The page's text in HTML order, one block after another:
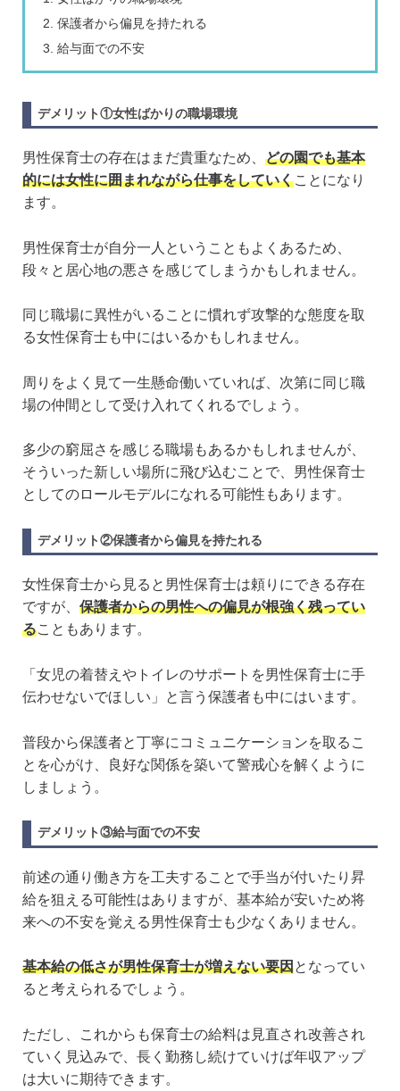
保護者から偏見を持たれる
給与面での不安
デメリット①女性ばかりの職場環境
男性保育士の存在はまだ貴重なため、 どの園でも基本
的には女性に囲まれながら仕事をしていくことになり
ます。
男性保育士が自分一人ということもよくあるため、
段々と居心地の悪さを感じてしまうかもしれません。
同じ職場に異性がいることに慣れず攻撃的な態度を取
る女性保育士も中にはいるかもしれません。
周りをよく見て一生懸命働いていれば、次第に同じ職
場の仲間として受け入れてくれるでしょう。
多少の窮屈さを感じる職場もあるかもしれませんが、
そういった新しい場所に飛び込むことで、男性保育士
としてのロールモデルになれる可能性もあります。
デメリット②保護者から偏見を持たれる
女性保育士から見ると男性保育士は頼りにできる存在
ですが、 保護者からの男性への偏見が根強く残ってい
ることもあります。
「女児の着替えやトイレのサポートを男性保育士に手
伝わせないでほしい」と言う保護者も中にはいます。
普段から保護者と丁寧にコミュニケーションを取るこ
とを心がけ、良好な関係を築いて警戒心を解くように
しましょう。
デメリット③給与面での不安
前述の通り働き方を工夫することで手当が付いたり昇
給を狙える可能性はありますが、基本給が安いため将
来への不安を覚える男性保育士も少なくありません。
基本給の低さが男性保育士が増えない要因となってい
ると考えられるでしょう。
ただし、これからも保育士の給料は見直され改善され
ていく見込みで、長く勤務し続けていけば年収アップ
は大いに期待できます。